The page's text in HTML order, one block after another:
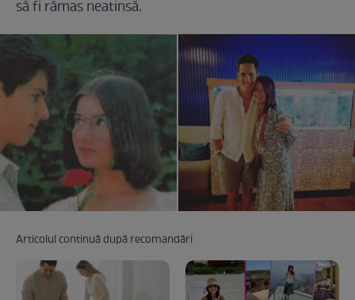
să fi rămas neatinsă.
Articolul continuă după recomandări